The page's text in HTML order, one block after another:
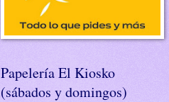
Papelería El Kiosko
(sábados y domingos)